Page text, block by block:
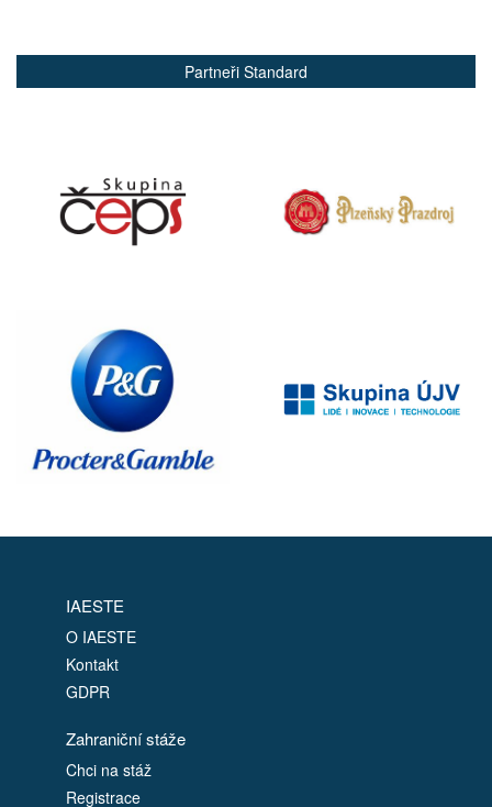
Partneři Standard
IAESTE
O IAESTE
Kontakt
GDPR
Zahraniční stáže
Chci na stáž
Registrace